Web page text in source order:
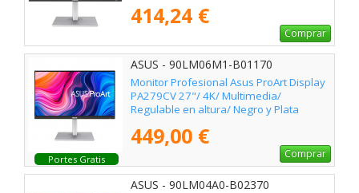
414,24 €
Comprar
Portes Gratis
ASUS - 90LM06M1-B01170
Monitor Profesional Asus ProArt Display
PA279CV 27"/ 4K/ Multimedia/
Regulable en altura/ Negro y Plata
449,00 €
Comprar
ASUS - 90LM04A0-B02370